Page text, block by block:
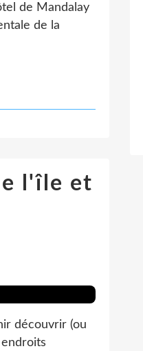
de Mandalay
de la
l'île et
découvrir (ou